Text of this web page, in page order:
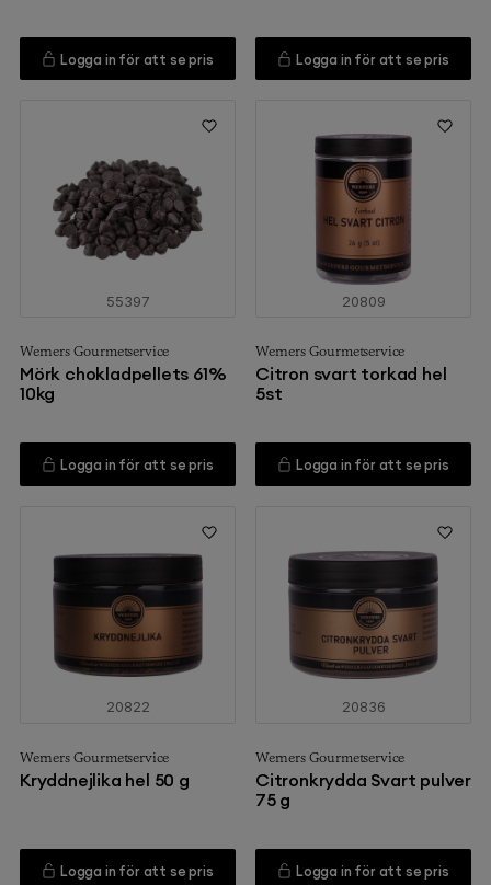
Logga in för att se pris Logga in för att se pris
55397
Werners Gourmetservice
Mörk chokladpellets 61%
10kg
Logga in för att se pris
20809
Werners Gourmetservice
Citron svart torkad hel
5st
Logga in för att se pris
20822
Werners Gourmetservice
Kryddnejlika hel 50 g
Logga in för att se pris
20836
Werners Gourmetservice
Citronkrydda Svart pulver
75 g
Logga in för att se pris